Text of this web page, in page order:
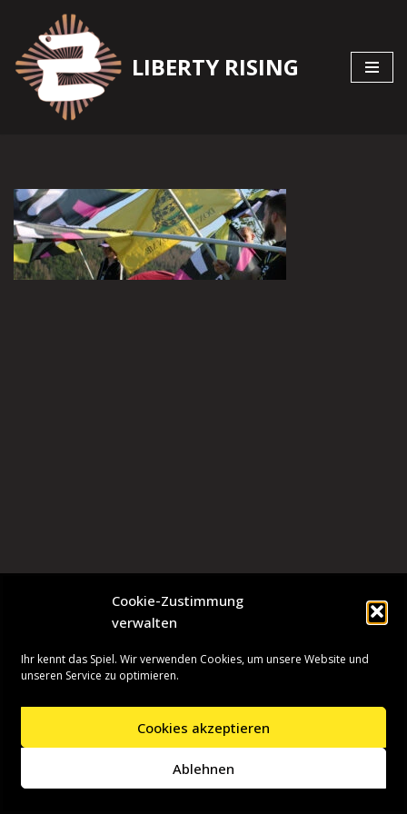
Cookie-Zustimmung
verwalten
Ihr kennt das Spiel. Wir verwenden Cookies, um unsere Website und
unseren Service zu optimieren.
Cookies akzeptieren
Ablehnen
Zum
Inhalt
springen
LIBERTY RISING
| Präsentiert vonWordPress
Presseinformationen